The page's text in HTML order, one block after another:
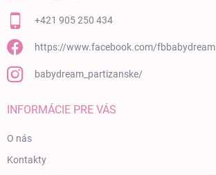
+421 905 250 434
https://www.facebook.com/fbbabydream
babydream_partizanske/
INFORMÁCIE PRE VÁS
O nás
Kontakty